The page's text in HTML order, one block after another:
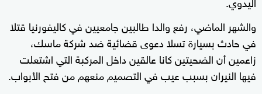
والشهر الماضي، رفع والدا طالبين جامعيين في كاليفورنيا قتلا
في حادث بسيارة تسلا دعوى قضائية ضد شركة ماسك،
زاعمين أن الضحيتين كانا عالقين داخل المركبة التي اشتعلت
فيها النيران بسبب عيب في التصميم منعهم من فتح الأبواب.